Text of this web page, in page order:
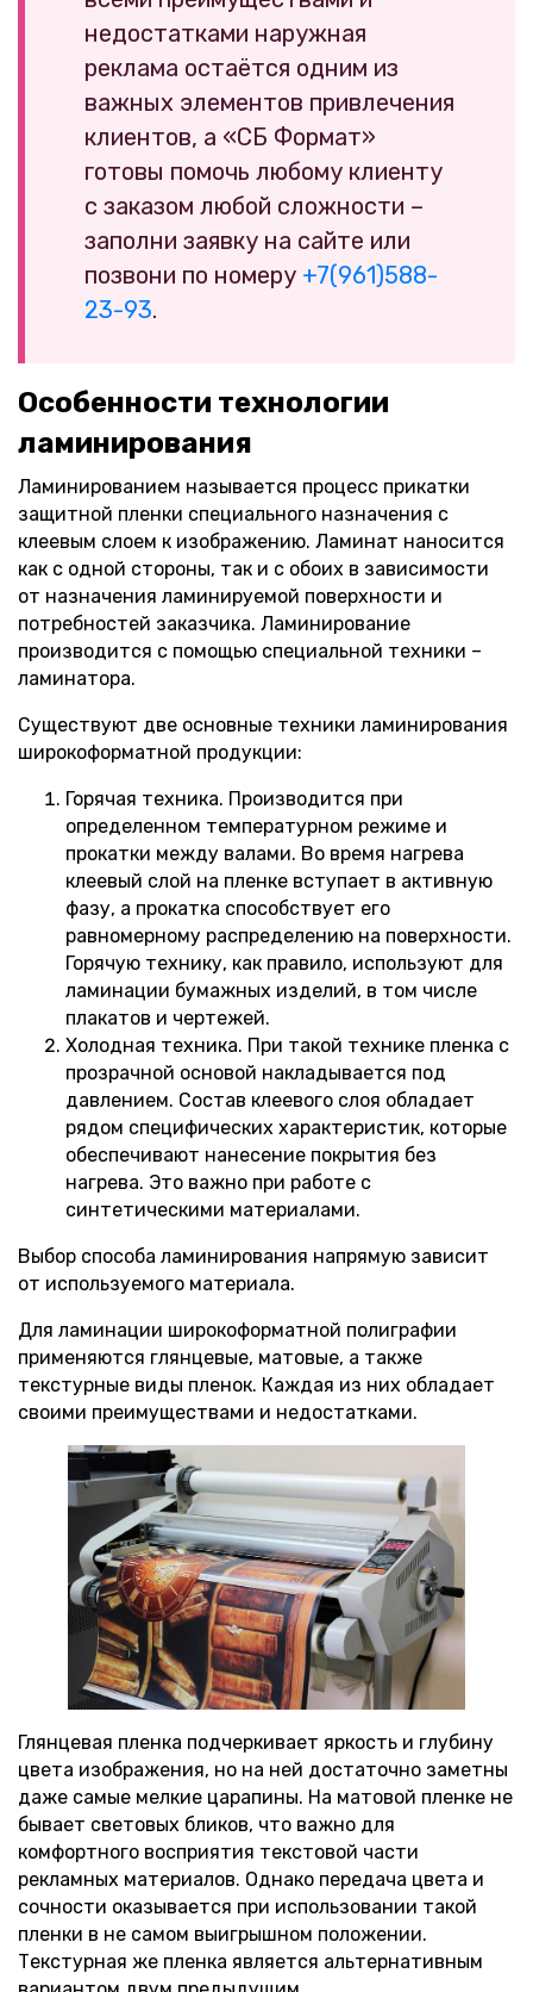
недостатками наружная
реклама остаётся одним из
важных элементов привлечения
клиентов, а «СБ Формат»
готовы помочь любому клиенту
с заказом любой сложности –
заполни заявку на сайте или
позвони по номеру +7(961)588-
23-93.
Особенности технологии
ламинирования
Ламинированием называется процесс прикатки
защитной пленки специального назначения с
клеевым слоем к изображению. Ламинат наносится
как с одной стороны, так и с обоих в зависимости
от назначения ламинируемой поверхности и
потребностей заказчика. Ламинирование
производится с помощью специальной техники –
ламинатора.
Существуют две основные техники ламинирования
широкоформатной продукции:
Горячая техника. Производится при
определенном температурном режиме и
прокатки между валами. Во время нагрева
клеевый слой на пленке вступает в активную
фазу, а прокатка способствует его
равномерному распределению на поверхности.
Горячую технику, как правило, используют для
ламинации бумажных изделий, в том числе
плакатов и чертежей.
Холодная техника. При такой технике пленка с
прозрачной основой накладывается под
давлением. Состав клеевого слоя обладает
рядом специфических характеристик, которые
обеспечивают нанесение покрытия без
нагрева. Это важно при работе с
синтетическими материалами.
Выбор способа ламинирования напрямую зависит
от используемого материала.
Для ламинации широкоформатной полиграфии
применяются глянцевые, матовые, а также
текстурные виды пленок. Каждая из них обладает
своими преимуществами и недостатками.
Глянцевая пленка подчеркивает яркость и глубину
цвета изображения, но на ней достаточно заметны
даже самые мелкие царапины. На матовой пленке не
бывает световых бликов, что важно для
комфортного восприятия текстовой части
рекламных материалов. Однако передача цвета и
сочности оказывается при использовании такой
пленки в не самом выигрышном положении.
Текстурная же пленка является альтернативным